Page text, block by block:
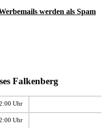
werden als Spam
Falkenberg
Uhr
Uhr